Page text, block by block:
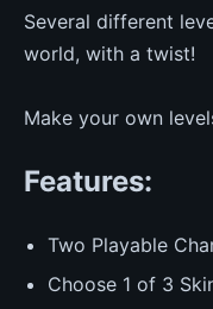
Several different
world, with a twist!
Make your own
Features:
Two Playable
Choose 1 of 3